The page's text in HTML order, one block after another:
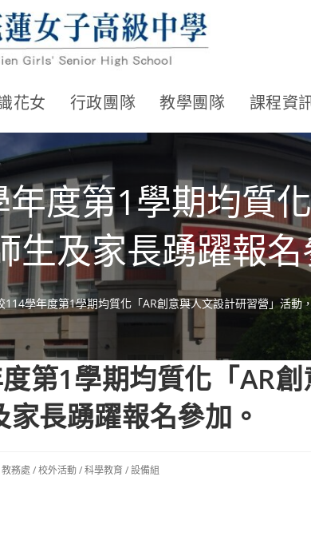
花女 行政團隊 教學團隊 課程資
度第1學期均質
生及家長踴躍報
114學年度第1學期均質化「AR創意與人文設計研習營」活動
第1學期均質化「AR
長踴躍報名參加。
教務處 /校外活動/科學教育/設備組